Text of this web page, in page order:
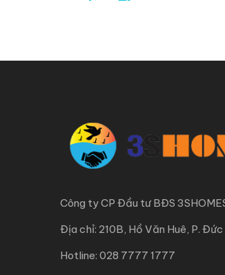
GIÁP – MỚI 100% GẦN ĐH
1 1 25 m 2